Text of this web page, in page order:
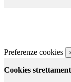
Preferenze cookies
Cookies